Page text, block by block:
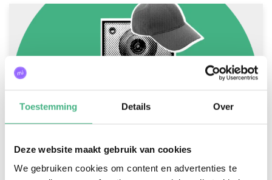
Toestemming Details Over
Deze website maakt gebruik van cookies
We gebruiken cookies om content en advertenties te